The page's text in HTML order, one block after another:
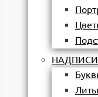
НАДПИСИ